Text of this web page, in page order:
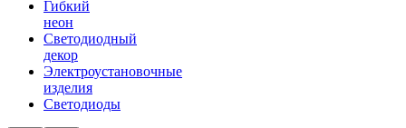
Гибкий
неон
Светодиодный
декор
Электроустановочные
изделия
Светодиоды